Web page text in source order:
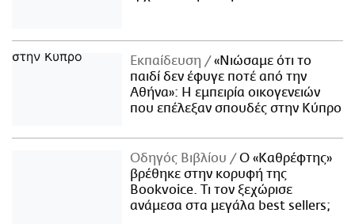
Εκπαίδευση
«Νιώσαμε ότι το
παιδί δεν έφυγε ποτέ από την
Αθήνα»: Η εμπειρία οικογενειών
που επέλεξαν σπουδές στην Κύπρο
Οδηγός Βιβλίου
Ο «Καθρέφτης»
βρέθηκε στην κορυφή της
Bookvoice. Τι τον ξεχώρισε
ανάμεσα στα μεγάλα best sellers;